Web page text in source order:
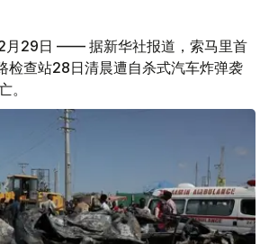
月29日 —— 据新华社报道，索马里首
检查站28日清晨遭自杀式汽车炸弹袭
。